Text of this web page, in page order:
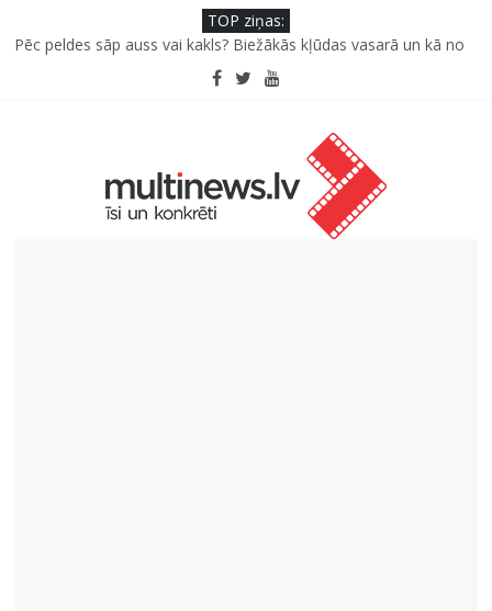
TOP ziņas:
Pūtēju orķestru svētki Rojā
Pēc peldes sāp auss vai kakls? Biežākās kļūdas vasarā un kā no
Šefpavārs iesaka, kā gudri un izdevīgi izmantot kabačus no
sezonas sākuma līdz pat ziemai
5 svarīgi soļi, lai bērns skolā atgrieztos vesels un gatavs